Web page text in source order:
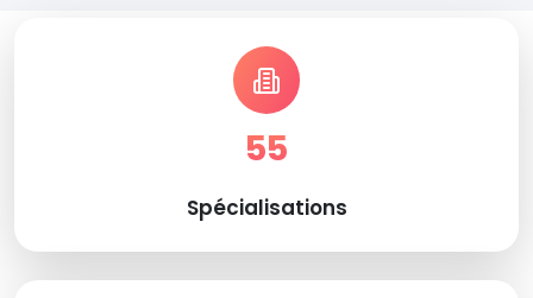
55
Spécialisations